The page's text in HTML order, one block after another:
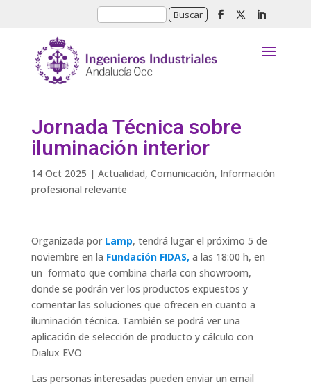
Jornada Técnica sobre
iluminación interior
14 Oct 2025 | Actualidad, Comunicación, Información
profesional relevante
Organizada por Lamp, tendrá lugar el próximo 5 de
noviembre en la Fundación FIDAS, a las 18:00 h, en
un formato que combina charla con showroom,
donde se podrán ver los productos expuestos y
comentar las soluciones que ofrecen en cuanto a
iluminación técnica. También se podrá ver una
aplicación de selección de producto y cálculo con
Dialux EVO
Las personas interesadas pueden enviar un email